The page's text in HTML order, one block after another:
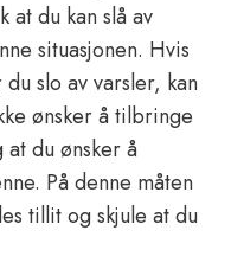
at du kan slå av
situasjonen. Hvis
slo av varsler, kan
ønsker å tilbringe
du ønsker å
På denne måten
tillit og skjule at du